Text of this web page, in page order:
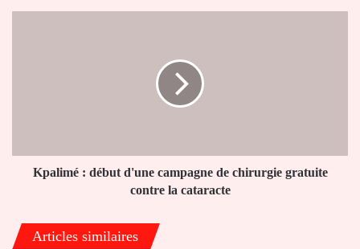
contre
Kpalimé : début d'une campagne de chirurgie gratuite
contre la cataracte
Articles similaires